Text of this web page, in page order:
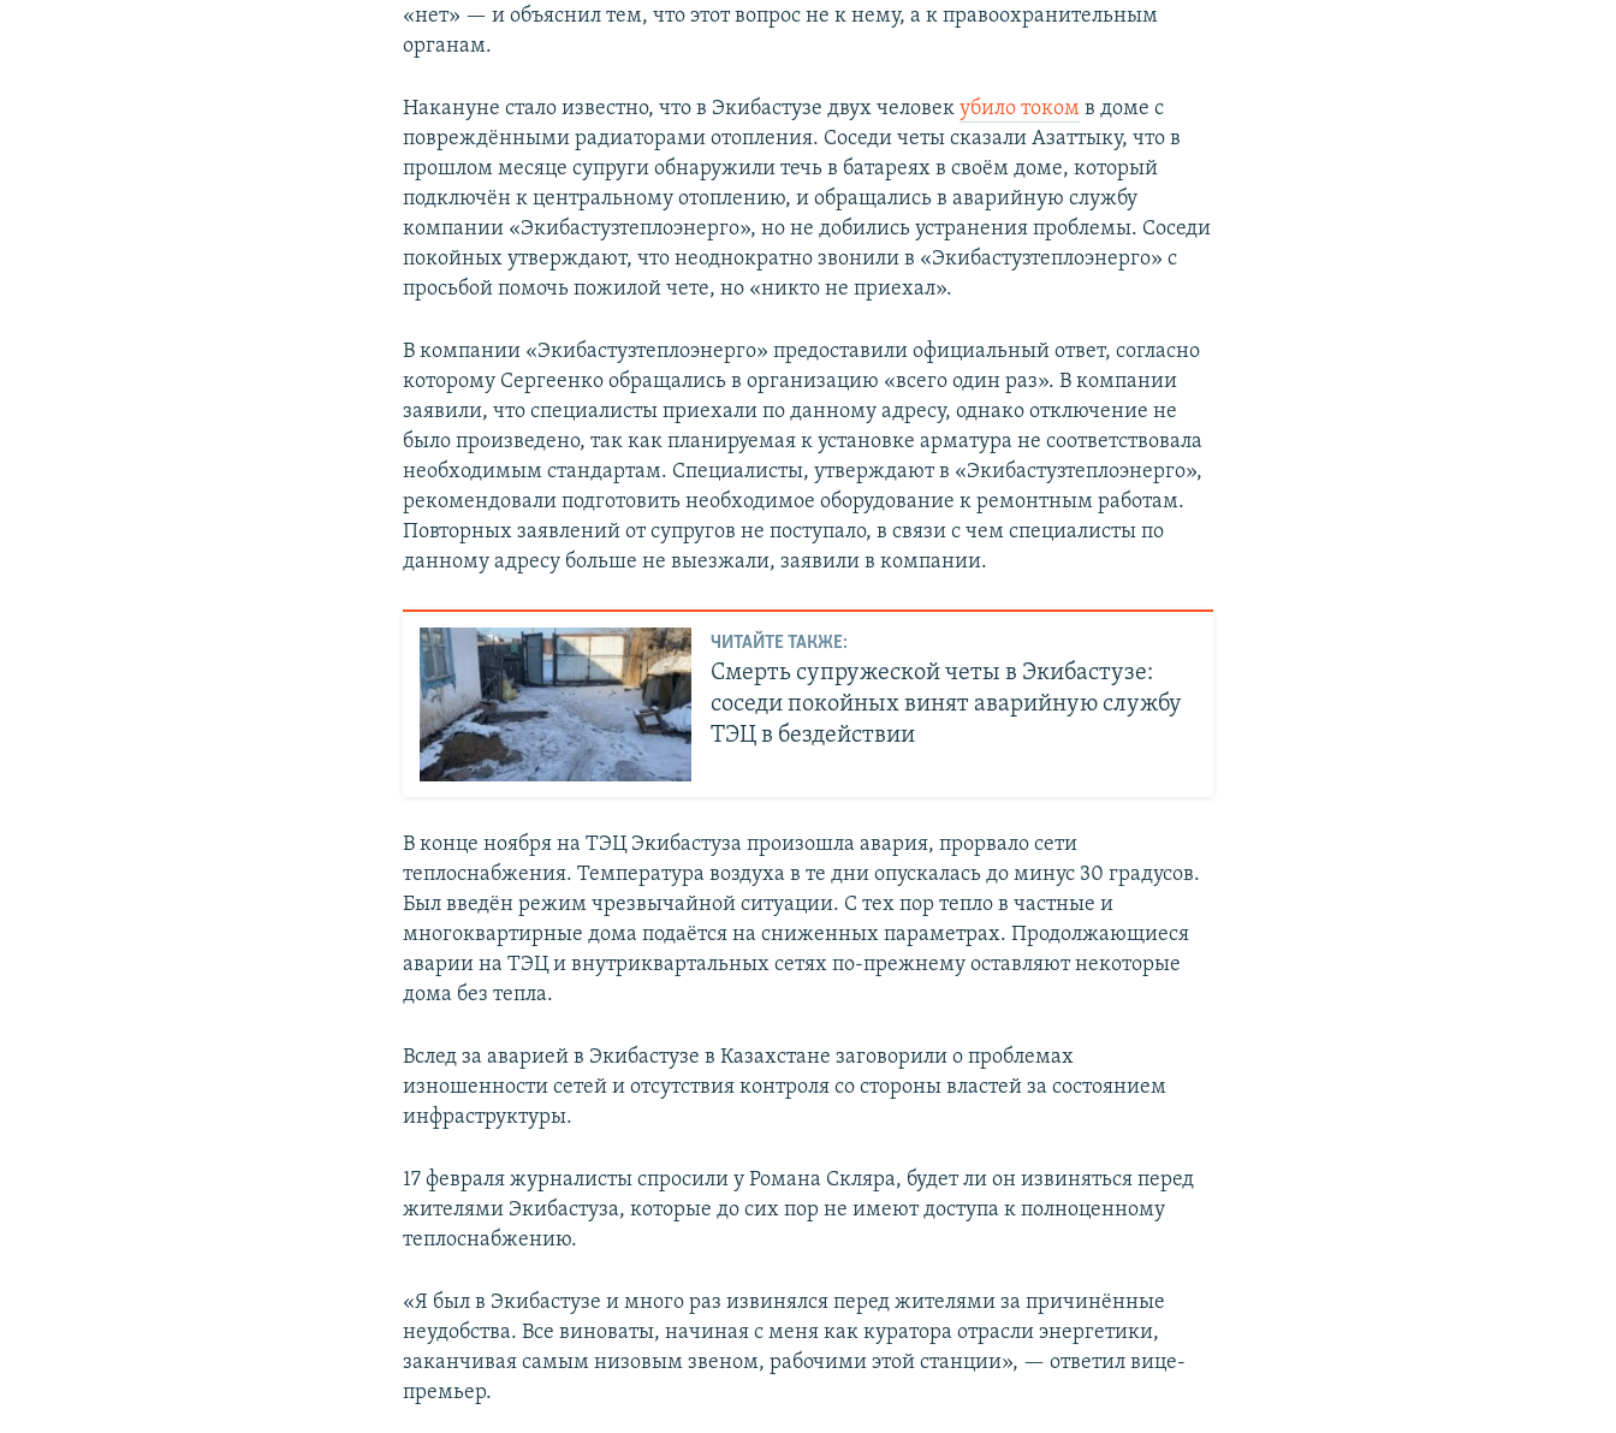
«нет» — и объяснил тем, что этот вопрос не к нему, а к правоохранительным
органам.
Накануне стало известно, что в Экибастузе двух человекубило током в доме с
повреждёнными радиаторами отопления. Соседи четы сказали Азаттыку, что в
прошлом месяце супруги обнаружили течь в батареях в своём доме, который
подключён к центральному отоплению, и обращались в аварийную службу
компании «Экибастузтеплоэнерго», но не добились устранения проблемы. Соседи
покойных утверждают, что неоднократно звонили в «Экибастузтеплоэнерго» с
просьбой помочь пожилой чете, но «никто не приехал».
В компании «Экибастузтеплоэнерго» предоставили официальный ответ, согласно
которому Сергеенко обращались в организацию «всего один раз». В компании
заявили, что специалисты приехали по данному адресу, однако отключение не
было произведено, так как планируемая к установке арматура не соответствовала
необходимым стандартам. Специалисты, утверждают в «Экибастузтеплоэнерго»,
рекомендовали подготовить необходимое оборудование к ремонтным работам.
Повторных заявлений от супругов не поступало, в связи с чем специалисты по
данному адресу больше не выезжали, заявили в компании.
ЧИТАЙТЕ ТАКЖЕ:
Смерть супружеской четы в Экибастузе:
соседи покойных винят аварийную службу
ТЭЦ в бездействии
В конце ноября на ТЭЦ Экибастуза произошла авария, прорвало сети
теплоснабжения. Температура воздуха в те дни опускалась до минус 30 градусов.
Был введён режим чрезвычайной ситуации. С тех пор тепло в частные и
многоквартирные дома подаётся на сниженных параметрах. Продолжающиеся
аварии на ТЭЦ и внутриквартальных сетях по-прежнему оставляют некоторые
дома без тепла.
Вслед за аварией в Экибастузе в Казахстане заговорили о проблемах
изношенности сетей и отсутствия контроля со стороны властей за состоянием
инфраструктуры.
17 февраля журналисты спросили у Романа Скляра, будет ли он извиняться перед
жителями Экибастуза, которые до сих пор не имеют доступа к полноценному
теплоснабжению.
«Я был в Экибастузе и много раз извинялся перед жителями за причинённые
неудобства. Все виноваты, начиная с меня как куратора отрасли энергетики,
заканчивая самым низовым звеном, рабочими этой станции», — ответил вице-
премьер.